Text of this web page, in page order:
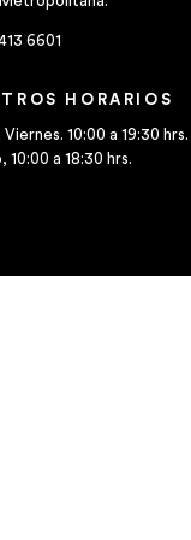
6601
HORARIOS
Viernes. 10:00 a 19:30 hrs.
10:00 a 18:30 hrs.